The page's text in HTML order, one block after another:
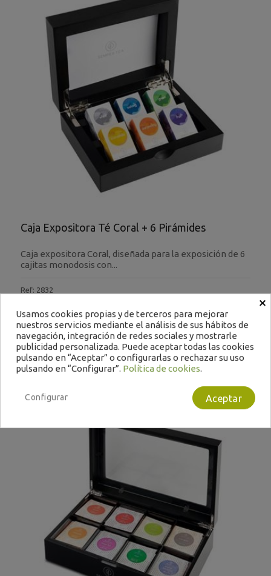
Caja Expositora Té Coral + 6 Pirámides
Caja expositora Coral, diseñada para la exposición de 6
cajitas monodosis con...
Ref: 2832
Impuestos excluidos
Encargar
×
Usamos cookies propias y de terceros para mejorar
nuestros servicios mediante el análisis de sus hábitos de
navegación, integración de redes sociales y mostrarle
publicidad personalizada. Puede aceptar todas las cookies
pulsando en “Aceptar” o configurarlas o rechazar su uso
pulsando en “Configurar”. Política de cookies.
Aceptar
Configurar